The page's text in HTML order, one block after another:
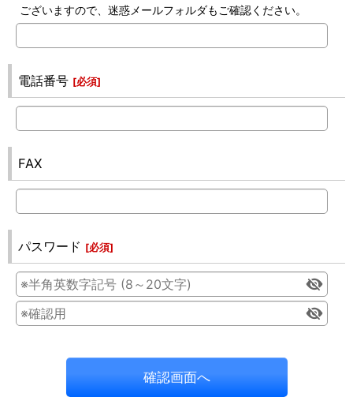
ございますので、迷惑メールフォルダもご確認ください。
電話番号 [必須]
FAX
パスワード [必須]
確認画面へ